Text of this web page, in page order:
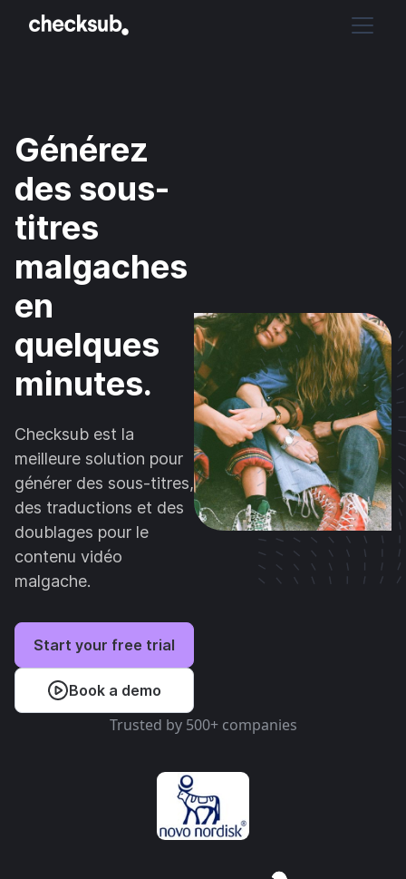
Générez
des sous-
titres
malgaches
en
quelques
minutes.
Checksub est la
meilleure solution pour
générer des sous-titres,
des traductions et des
doublages pour le
contenu vidéo
malgache.
Book a demo
Start your free trial
Trusted by 500+ companies